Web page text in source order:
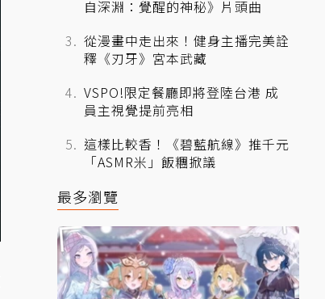
自深淵：覺醒的神秘》片頭曲
從漫畫中走出來！健身主播完美詮
釋《刃牙》宮本武藏
VSPO!限定餐廳即將登陸台港 成
員主視覺提前亮相
這樣比較香！《碧藍航線》推千元
「ASMR米」飯糰掀議
最多瀏覽